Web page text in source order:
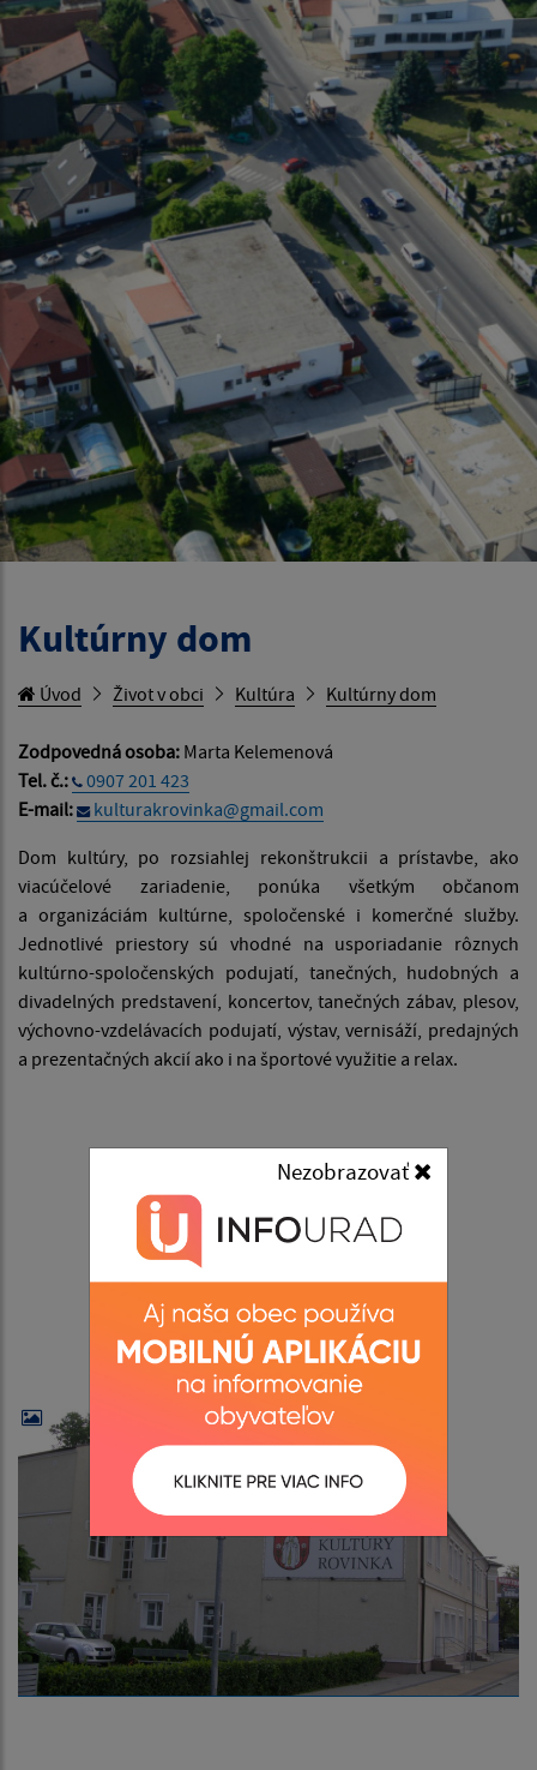
Nezobrazovať
Kultúrny dom
Úvod Život v obci Kultúra Kultúrny dom
Zodpovedná osoba: Marta Kelemenová
Tel. č.:
0907 201 423
E-mail:
kulturakrovinka@gmail.com
Dom kultúry, po rozsiahlej rekonštrukcii a prístavbe, ako
viacúčelové zariadenie, ponúka všetkým občanom
a organizáciám kultúrne, spoločenské i komerčné služby.
Jednotlivé priestory sú vhodné na usporiadanie rôznych
kultúrno-spoločenských podujatí, tanečných, hudobných a
divadelných predstavení, koncertov, tanečných zábav, plesov,
výchovno-vzdelávacích podujatí, výstav, vernisáží, predajných
a prezentačných akcií ako i na športové využitie a relax.